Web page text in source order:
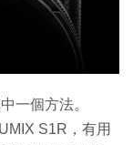
一個方法。
S1R，有用